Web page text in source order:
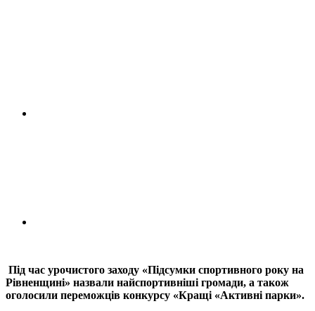
Під час урочистого заходу «Підсумки спортивного року на
Рівненщині» назвали найспортивніші громади, а також
оголосили переможців конкурсу «Кращі «Активні парки».